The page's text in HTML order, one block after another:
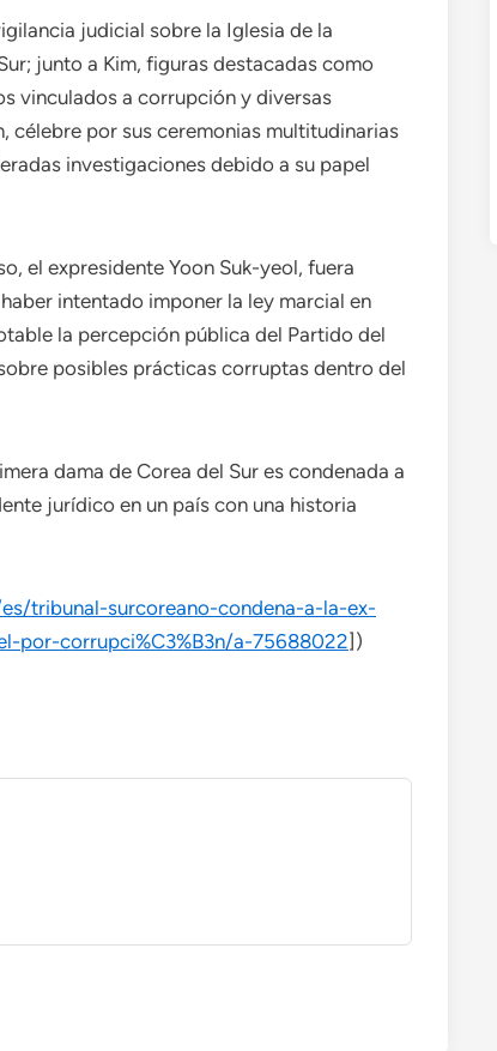
judicial sobre la Iglesia de la
junto a Kim, figuras destacadas como
vinculados a corrupción y diversas
célebre por sus ceremonias multitudinarias
investigaciones debido a su papel
el expresidente Yoon Suk-yeol, fuera
intentado imponer la ley marcial en
la percepción pública del Partido del
posibles prácticas corruptas dentro del
dama de Corea del Sur es condenada a
jurídico en un país con una historia
tribunal-surcoreano-condena-a-la-ex-
por-corrupci%C3%B3n/a-75688022])